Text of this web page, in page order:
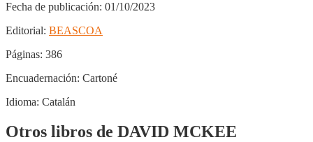
Fecha de publicación: 01/10/2023
Editorial: BEASCOA
Páginas: 386
Encuadernación: Cartoné
Idioma: Catalán
Otros libros de DAVID MCKEE